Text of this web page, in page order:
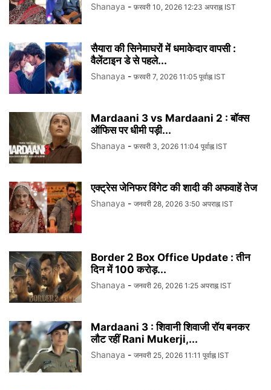
Shanaya - फ़रवरी 10, 2026 12:23 अपराह्न IST
सैयारा की सिनेमाघरों में धमाकेदार वापसी :
वैलेंटाइन डे से पहले...
Shanaya - फ़रवरी 7, 2026 11:05 पूर्वाह्न IST
Mardaani 3 vs Mardaani 2 : बॉक्स
ऑफिस पर धीमी पड़ी...
Shanaya - फ़रवरी 3, 2026 11:04 पूर्वाह्न IST
एक्ट्रेस जेनिफर विंगेट की शादी की अफवाहें तेज
Shanaya - जनवरी 28, 2026 3:50 अपराह्न IST
Border 2 Box Office Update : तीन
दिन में 100 करोड़...
Shanaya - जनवरी 26, 2026 1:25 अपराह्न IST
Mardaani 3 : शिवानी शिवाजी रॉय बनकर
लौट रहीं Rani Mukerji,...
Shanaya - जनवरी 25, 2026 11:11 पूर्वाह्न IST